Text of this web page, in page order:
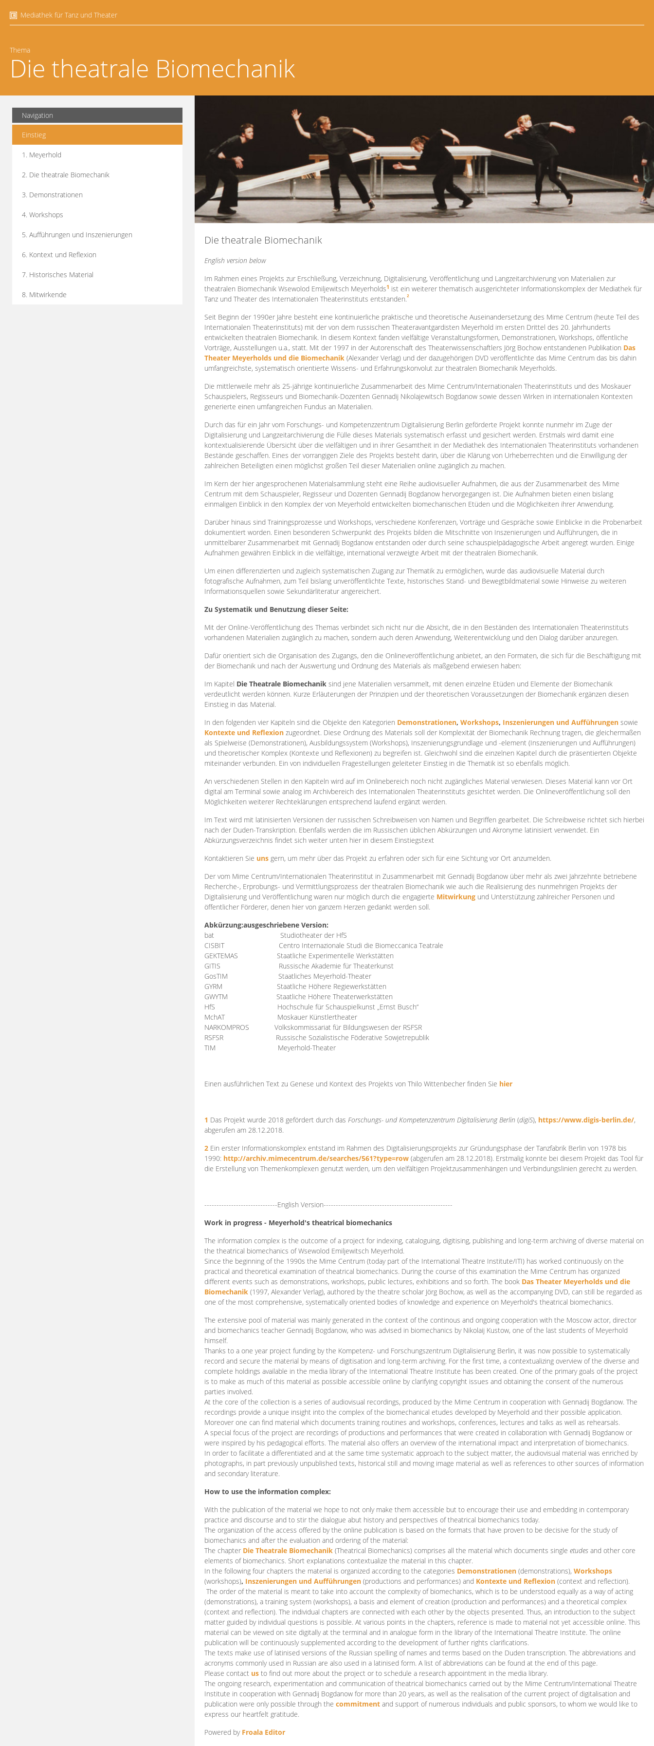
Mediathek für Tanz und Theater
Thema
Die theatrale Biomechanik
Navigation
Einstieg
1. Meyerhold
2. Die theatrale Biomechanik
3. Demonstrationen
4. Workshops
5. Aufführungen und Inszenierungen
6. Kontext und Reflexion
7. Historisches Material
8. Mitwirkende
Die theatrale Biomechanik
English version below
Im Rahmen eines Projekts zur Erschließung, Verzeichnung, Digitalisierung, Veröffentlichung und Langzeitarchivierung von Materialien zur
theatralen Biomechanik Wsewolod Emiljewitsch Meyerholds1 ist ein weiterer thematisch ausgerichteter Informationskomplex der Mediathek für
Tanz und Theater des Internationalen Theaterinstituts entstanden.2
Seit Beginn der 1990er Jahre besteht eine kontinuierliche praktische und theoretische Auseinandersetzung des Mime Centrum (heute Teil des
Internationalen Theaterinstituts) mit der von dem russischen Theateravantgardisten Meyerhold im ersten Drittel des 20. Jahrhunderts
entwickelten theatralen Biomechanik. In diesem Kontext fanden vielfältige Veranstaltungsformen, Demonstrationen, Workshops, öffentliche
Vorträge, Ausstellungen u.a., statt. Mit der 1997 in der Autorenschaft des Theaterwissenschaftlers Jörg Bochow entstandenen Publikation Das
Theater Meyerholds und die Biomechanik (Alexander Verlag) und der dazugehörigen DVD veröffentlichte das Mime Centrum das bis dahin
umfangreichste, systematisch orientierte Wissens- und Erfahrungskonvolut zur theatralen Biomechanik Meyerholds.
Die mittlerweile mehr als 25-jährige kontinuierliche Zusammenarbeit des Mime Centrum/Internationalen Theaterinstituts und des Moskauer
Schauspielers, Regisseurs und Biomechanik-Dozenten Gennadij Nikolajewitsch Bogdanow sowie dessen Wirken in internationalen Kontexten
generierte einen umfangreichen Fundus an Materialien.
Durch das für ein Jahr vom Forschungs- und Kompetenzzentrum Digitalisierung Berlin geförderte Projekt konnte nunmehr im Zuge der
Digitalisierung und Langzeitarchivierung die Fülle dieses Materials systematisch erfasst und gesichert werden. Erstmals wird damit eine
kontextualisierende Übersicht über die vielfältigen und in ihrer Gesamtheit in der Mediathek des Internationalen Theaterinstituts vorhandenen
Bestände geschaffen. Eines der vorrangigen Ziele des Projekts besteht darin, über die Klärung von Urheberrechten und die Einwilligung der
zahlreichen Beteiligten einen möglichst großen Teil dieser Materialien online zugänglich zu machen.
Im Kern der hier angesprochenen Materialsammlung steht eine Reihe audiovisueller Aufnahmen, die aus der Zusammenarbeit des Mime
Centrum mit dem Schauspieler, Regisseur und Dozenten Gennadij Bogdanow hervorgegangen ist. Die Aufnahmen bieten einen bislang
einmaligen Einblick in den Komplex der von Meyerhold entwickelten biomechanischen Etüden und die Möglichkeiten ihrer Anwendung.
Darüber hinaus sind Trainingsprozesse und Workshops, verschiedene Konferenzen, Vorträge und Gespräche sowie Einblicke in die Probenarbeit
dokumentiert worden. Einen besonderen Schwerpunkt des Projekts bilden die Mitschnitte von Inszenierungen und Aufführungen, die in
unmittelbarer Zusammenarbeit mit Gennadij Bogdanow entstanden oder durch seine schauspielpädagogische Arbeit angeregt wurden. Einige
Aufnahmen gewähren Einblick in die vielfältige, international verzweigte Arbeit mit der theatralen Biomechanik.
Um einen differenzierten und zugleich systematischen Zugang zur Thematik zu ermöglichen, wurde das audiovisuelle Material durch
fotografische Aufnahmen, zum Teil bislang unveröffentlichte Texte, historisches Stand- und Bewegtbildmaterial sowie Hinweise zu weiteren
Informationsquellen sowie Sekundärliteratur angereichert.
Zu Systematik und Benutzung dieser Seite:
Mit der Online-Veröffentlichung des Themas verbindet sich nicht nur die Absicht, die in den Beständen des Internationalen Theaterinstituts
vorhandenen Materialien zugänglich zu machen, sondern auch deren Anwendung, Weiterentwicklung und den Dialog darüber anzuregen.
Dafür orientiert sich die Organisation des Zugangs, den die Onlineveröffentlichung anbietet, an den Formaten, die sich für die Beschäftigung mit
der Biomechanik und nach der Auswertung und Ordnung des Materials als maßgebend erwiesen haben:
Im Kapitel Die Theatrale Biomechanik sind jene Materialien versammelt, mit denen einzelne Etüden und Elemente der Biomechanik
verdeutlicht werden können. Kurze Erläuterungen der Prinzipien und der theoretischen Voraussetzungen der Biomechanik ergänzen diesen
Einstieg in das Material.
In den folgenden vier Kapiteln sind die Objekte den Kategorien Demonstrationen, Workshops, Inszenierungen und Aufführungen sowie
Kontexte und Reflexion zugeordnet. Diese Ordnung des Materials soll der Komplexität der Biomechanik Rechnung tragen, die gleichermaßen
als Spielweise (Demonstrationen), Ausbildungssystem (Workshops), Inszenierungsgrundlage und -element (Inszenierungen und Aufführungen)
und theoretischer Komplex (Kontexte und Reflexionen) zu begreifen ist. Gleichwohl sind die einzelnen Kapitel durch die präsentierten Objekte
miteinander verbunden. Ein von individuellen Fragestellungen geleiteter Einstieg in die Thematik ist so ebenfalls möglich.
An verschiedenen Stellen in den Kapiteln wird auf im Onlinebereich noch nicht zugängliches Material verwiesen. Dieses Material kann vor Ort
digital am Terminal sowie analog im Archivbereich des Internationalen Theaterinstituts gesichtet werden. Die Onlineveröffentlichung soll den
Möglichkeiten weiterer Rechteklärungen entsprechend laufend ergänzt werden.
Im Text wird mit latinisierten Versionen der russischen Schreibweisen von Namen und Begriffen gearbeitet. Die Schreibweise richtet sich hierbei
nach der Duden-Transkription. Ebenfalls werden die im Russischen üblichen Abkürzungen und Akronyme latinisiert verwendet. Ein
Abkürzungsverzeichnis findet sich weiter unten hier in diesem Einstiegstext
Kontaktieren Sie uns gern, um mehr über das Projekt zu erfahren oder sich für eine Sichtung vor Ort anzumelden.
Der vom Mime Centrum/Internationalen Theaterinstitut in Zusammenarbeit mit Gennadij Bogdanow über mehr als zwei Jahrzehnte betriebene
Recherche-, Erprobungs- und Vermittlungsprozess der theatralen Biomechanik wie auch die Realisierung des nunmehrigen Projekts der
Digitalisierung und Veröffentlichung waren nur möglich durch die engagierte Mitwirkung und Unterstützung zahlreicher Personen und
öffentlicher Förderer, denen hier von ganzem Herzen gedankt werden soll.
Abkürzung:ausgeschriebene Version:
bat
Studiotheater der HfS
CISBIT
Centro Internazionale Studi die Biomeccanica Teatrale
GEKTEMAS
Staatliche Experimentelle Werkstätten
GITIS
Russische Akademie für Theaterkunst
GosTIM
Staatliches Meyerhold-Theater
GYRM
Staatliche Höhere Regiewerkstätten
GWYTM
Staatliche Höhere Theaterwerkstätten
HfS
Hochschule für Schauspielkunst „Ernst Busch“
MchAT
Moskauer Künstlertheater
NARKOMPROS
Volkskommissariat für Bildungswesen der RSFSR
RSFSR
Russische Sozialistische Föderative Sowjetrepublik
TIM Meyerhold-Theater
Einen ausführlichen Text zu Genese und Kontext des Projekts von Thilo Wittenbecher finden Sie hier
1 Das Projekt wurde 2018 gefördert durch das Forschungs- und Kompetenzzentrum DigitalisierungBerlin (digiS), https://www.digis-berlin.de/,
abgerufen am 28.12.2018.
2 Ein erster Informationskomplex entstand im Rahmen des Digitalisierungsprojekts zur Gründungsphase der Tanzfabrik Berlin von 1978 bis
1990: http://archiv.mimecentrum.de/searches/561?type=row (abgerufen am 28.12.2018). Erstmalig konnte bei diesem Projekt das Tool für
die Erstellung von Themenkomplexen genutzt werden, um den vielfältigen Projektzusammenhängen und Verbindungslinien gerecht zu werden.
------------------------------English Version-----------------------------------------------------
Work in progress - Meyerhold's theatrical biomechanics
The information complex is the outcome of a project for indexing, cataloguing, digitising, publishing and long-term archiving of diverse material on
the theatrical biomechanics of Wsewolod Emiljewitsch Meyerhold.
Since the beginning of the 1990s the Mime Centrum (today part of the International Theatre Institute/ITI) has worked continuously on the
practical and theoretical examination of theatrical biomechanics. During the course of this examination the Mime Centrum has organized
different events such as demonstrations, workshops, public lectures, exhibitions and so forth. The book Das Theater Meyerholds und die
Biomechanik (1997, Alexander Verlag), authored by the theatre scholar Jörg Bochow, as well as the accompanying DVD, can still be regarded as
one of the most comprehensive, systematically oriented bodies of knowledge and experience on Meyerhold's theatrical biomechanics.
The extensive pool of material was mainly generated in the context of the continous and ongoing cooperation with the Moscow actor, director
and biomechanics teacher Gennadij Bogdanow, who was advised in biomechanics by Nikolaij Kustow, one of the last students of Meyerhold
himself.
Thanks to a one year project funding by the Kompetenz- und Forschungszentrum Digitalisierung Berlin, it was now possible to systematically
record and secure the material by means of digitisation and long-term archiving. For the first time, a contextualizing overview of the diverse and
complete holdings available in the media library of the International Theatre Institute has been created. One of the primary goals of the project
is to make as much of this material as possible accessible online by clarifying copyright issues and obtaining the consent of the numerous
parties involved.
At the core of the collection is a series of audiovisual recordings, produced by the Mime Centrum in cooperation with Gennadij Bogdanow. The
recordings provide a unique insight into the complex of the biomechanical etudes developed by Meyerhold and their possible application.
Moreover one can find material which documents training routines and workshops, conferences, lectures and talks as well as rehearsals.
A special focus of the project are recordings of productions and performances that were created in collaboration with Gennadij Bogdanow or
were inspired by his pedagogical efforts. The material also offers an overview of the international impact and interpretation of biomechanics.
In order to facilitate a differentiated and at the same time systematic approach to the subject matter, the audiovisual material was enriched by
photographs, in part previously unpublished texts, historical still and moving image material as well as references to other sources of information
and secondary literature.
How to use the information complex:
With the publication of the material we hope to not only make them accessible but to encourage their use and embedding in contemporary
practice and discourse and to stir the dialogue abut history and perspectives of theatrical biomechanics today.
The organization of the access offered by the online publication is based on the formats that have proven to be decisive for the study of
biomechanics and after the evaluation and ordering of the material:
The chapter Die Theatrale Biomechanik (Theatrical Biomechanics) comprises all the material which documents single etudes and other core
elements of biomechanics. Short explanations contextualize the material in this chapter.
In the following four chapters the material is organized according to the categories Demonstrationen (demonstrations), Workshops
(workshops), Inszenierungen und Aufführungen (productions and performances) and Kontexte und Reflexion (context and reflection).
The order of the material is meant to take into account the complexity of biomechanics, which is to be understood equally as a way of acting
(demonstrations), a training system (workshops), a basis and element of creation (production and performances) and a theoretical complex
(context and reflection). The individual chapters are connected with each other by the objects presented. Thus, an introduction to the subject
matter guided by individual questions is possible. At various points in the chapters, reference is made to material not yet accessible online. This
material can be viewed on site digitally at the terminal and in analogue form in the library of the International Theatre Institute. The online
publication will be continuously supplemented according to the development of further rights clarifications.
The texts make use of latinised versions of the Russian spelling of names and terms based on the Duden transcription. The abbreviations and
acronyms commonly used in Russian are also used in a latinised form. A list of abbreviations can be found at the end of this page.
Please contact us to find out more about the project or to schedule a research appointment in the media library.
The ongoing research, experimentation and communication of theatrical biomechanics carried out by the Mime Centrum/International Theatre
Institute in cooperation with Gennadij Bogdanow for more than 20 years, as well as the realisation of the current project of digitalisation and
publication were only possible through the commitment and support of numerous individuals and public sponsors, to whom we would like to
express our heartfelt gratitude.
Powered by Froala Editor